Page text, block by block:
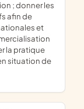
; donner les
afin de
et
la pratique
situation de